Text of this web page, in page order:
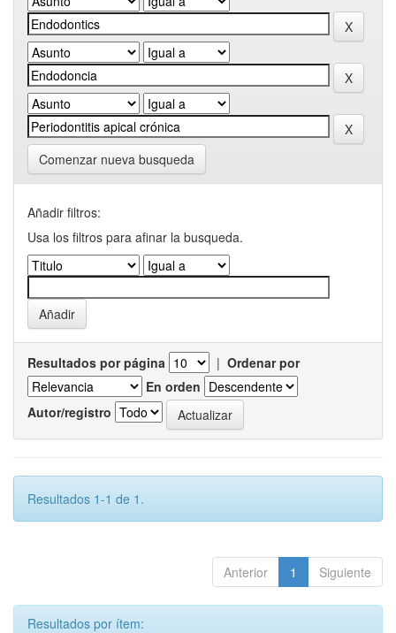
Comenzar nueva busqueda
Añadir filtros:
Usa los filtros para afinar la busqueda.
Resultados por página | Ordenar por
En orden
Autor/registro
Resultados 1-1 de 1.
Anterior 1 Siguiente
Resultados por ítem: